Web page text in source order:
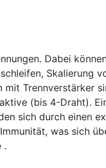
Dabei
Skalierung
mit Trennverstärker
(bis 4-Draht).
sich durch einen
was sich
.